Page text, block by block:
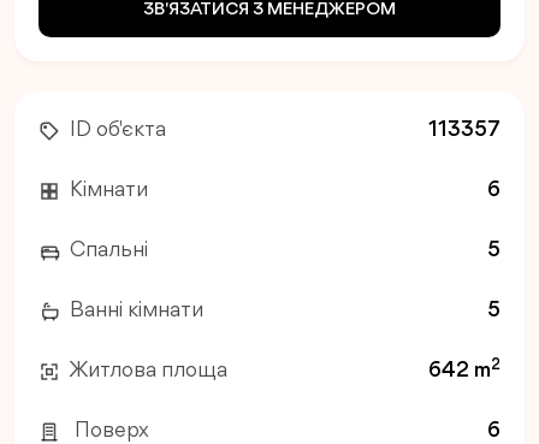
ЗВ'ЯЗАТИСЯ З МЕНЕДЖЕРОМ
ID об'єкта 113357
Кімнати 6
Спальні 5
Ванні кімнати 5
Житлова площа 642 m2
Поверх 6